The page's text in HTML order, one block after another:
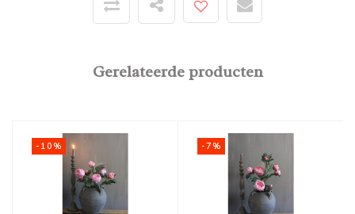
Gerelateerde producten
-10% -7%